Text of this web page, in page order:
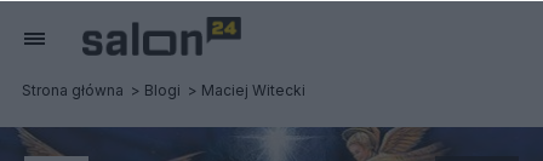
Strona główna Blogi Maciej Witecki